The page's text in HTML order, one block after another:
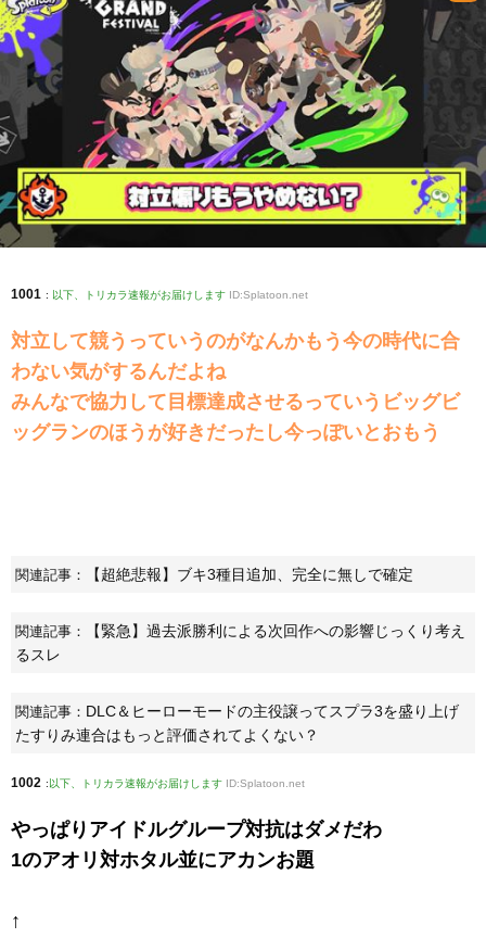
1001 : 以下、トリカラ速報がお届けします ID:Splatoon.net
対立して競うっていうのがなんかもう今の時代に合
わない気がするんだよね
みんなで協力して目標達成させるっていうビッグビ
ッグランのほうが好きだったし今っぽいとおもう
関連記事： 【超絶悲報】ブキ3種目追加、完全に無しで確定
関連記事：
【緊急】過去派勝利による次回作への影響じっくり考え
るスレ
関連記事： DLC＆ヒーローモードの主役譲ってスプラ3を盛り上げ
たすりみ連合はもっと評価されてよくない？
1002 : 以下、トリカラ速報がお届けします ID:Splatoon.net
やっぱりアイドルグループ対抗はダメだわ
1のアオリ対ホタル並にアカンお題
↑